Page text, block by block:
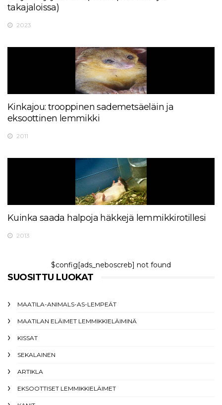
takajaloissa)
2023
Kinkajou: trooppinen sademetsäeläin ja
eksoottinen lemmikki
2011
Kuinka saada halpoja häkkejä lemmikkirotillesi
2013
$config[ads_neboscreb] not found
SUOSITTU LUOKAT
MAATILA-ANIMALS-AS-LEMPEÄT
MAATILAN ELÄIMET LEMMIKKIELÄIMINÄ
KISSAT
SEKALAINEN
ARTIKLA
EKSOOTTISET LEMMIKKIELÄIMET